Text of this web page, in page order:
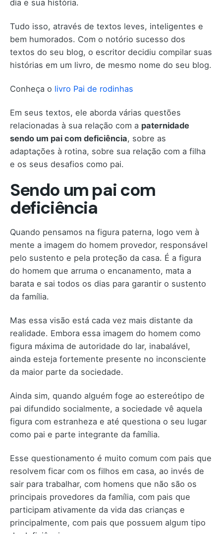
dia e sua história.
Tudo isso, através de textos leves, inteligentes e
bem humorados. Com o notório sucesso dos
textos do seu blog, o escritor decidiu compilar suas
histórias em um livro, de mesmo nome do seu blog.
Conheça o livro Pai de rodinhas
Em seus textos, ele aborda várias questões
relacionadas à sua relação com a paternidade
sendo um pai com deficiência, sobre as
adaptações à rotina, sobre sua relação com a filha
e os seus desafios como pai.
Sendo um pai com
deficiência
Quando pensamos na figura paterna, logo vem à
mente a imagem do homem provedor, responsável
pelo sustento e pela proteção da casa. É a figura
do homem que arruma o encanamento, mata a
barata e sai todos os dias para garantir o sustento
da família.
Mas essa visão está cada vez mais distante da
realidade. Embora essa imagem do homem como
figura máxima de autoridade do lar, inabalável,
ainda esteja fortemente presente no inconsciente
da maior parte da sociedade.
Ainda sim, quando alguém foge ao estereótipo de
pai difundido socialmente, a sociedade vê aquela
figura com estranheza e até questiona o seu lugar
como pai e parte integrante da família.
Esse questionamento é muito comum com pais que
resolvem ficar com os filhos em casa, ao invés de
sair para trabalhar, com homens que não são os
principais provedores da família, com pais que
participam ativamente da vida das crianças e
principalmente, com pais que possuem algum tipo